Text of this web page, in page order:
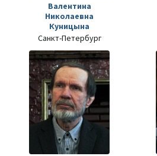
Валентина
Николаевна
Куницына
Санкт-Петербург